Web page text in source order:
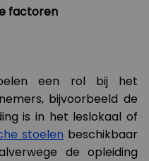
factoren
een rol bij het
bijvoorbeeld de
is in het leslokaal of
stoelen beschikbaar
de opleiding